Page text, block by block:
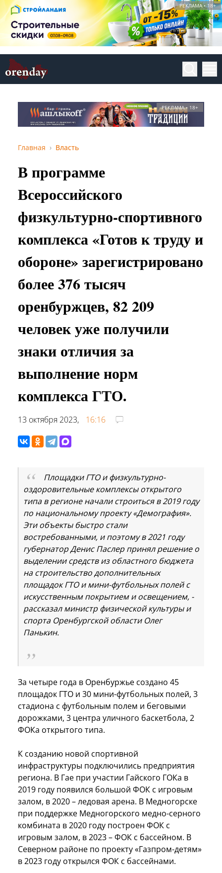
РЕКЛАМА • 18+
РЕКЛАМА • 18+
Главная Власть
В программе
Всероссийского
физкультурно-спортивного
комплекса «Готов к труду и
обороне» зарегистрировано
более 376 тысяч
оренбуржцев, 82 209
человек уже получили
знаки отличия за
выполнение норм
комплекса ГТО.
13 октября 2023, 16:16
Площадки ГТО и физкультурно-
оздоровительные комплексы открытого
типа в регионе начали строиться в 2019 году
по национальному проекту «Демография».
Эти объекты быстро стали
востребованными, и поэтому в 2021 году
губернатор Денис Паслер принял решение о
выделении средств из областного бюджета
на строительство дополнительных
площадок ГТО и мини-футбольных полей с
искусственным покрытием и освещением, -
рассказал министр физической культуры и
спорта Оренбургской области Олег
Панькин.
За четыре года в Оренбуржье создано 45
площадок ГТО и 30 мини-футбольных полей, 3
стадиона с футбольным полем и беговыми
дорожками, 3 центра уличного баскетбола, 2
ФОКа открытого типа.
К созданию новой спортивной
инфраструктуры подключились предприятия
региона. В Гае при участии Гайского ГОКа в
2019 году появился большой ФОК с игровым
залом, в 2020 – ледовая арена. В Медногорске
при поддержке Медногорского медно-серного
комбината в 2020 году построен ФОК с
игровым залом, в 2023 – ФОК с бассейном. В
Северном районе по проекту «Газпром-детям»
в 2023 году открылся ФОК с бассейнами.